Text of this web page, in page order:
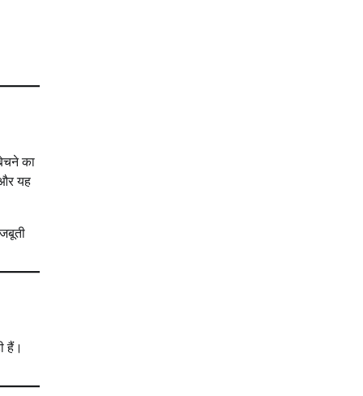
का
यह
हैं।